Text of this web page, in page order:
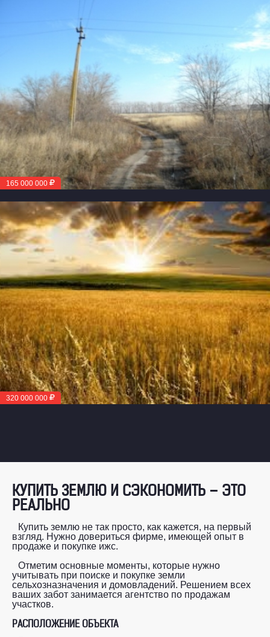
165 000 000
320 000 000
КУПИТЬ ЗЕМЛЮ И СЭКОНОМИТЬ – ЭТО
РЕАЛЬНО
Купить землю не так просто, как кажется, на первый
взгляд. Нужно довериться фирме, имеющей опыт в
продаже и покупке ижс.
Отметим основные моменты, которые нужно
учитывать при поиске и покупке земли
сельхозназначения и домовладений. Решением всех
ваших забот занимается агентство по продажам
участков.
РАСПОЛОЖЕНИЕ ОБЪЕКТА